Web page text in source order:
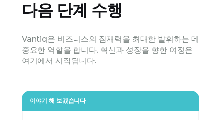
다음 단계 수행
Vantiq은 비즈니스의 잠재력을 최대한 발휘하는 데
중요한 역할을 합니다. 혁신과 성장을 향한 여정은
여기에서 시작됩니다.
이야기 해 보겠습니다